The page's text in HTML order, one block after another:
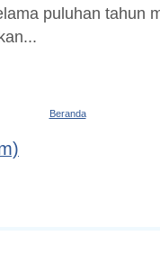
puluhan tahun
Beranda